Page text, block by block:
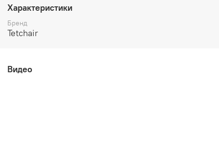
Основание:
Характеристики
Бренд
Tetchair
Видео